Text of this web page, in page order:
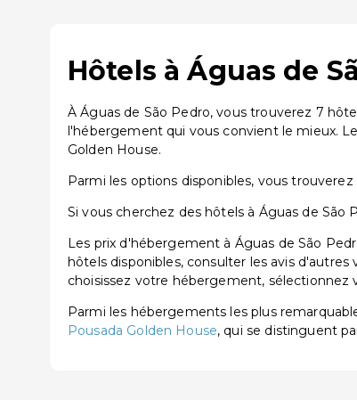
Hôtels à Águas de
À Águas de São Pedro, vous trouverez 7
l'hébergement qui vous convient le mieux.
Golden House.
Parmi les options disponibles, vous
Si vous cherchez des hôtels à Águas de
Les prix d'hébergement à Águas de São
hôtels disponibles, consulter les avis
choisissez votre hébergement, sélectionnez
Parmi les hébergements les plus
Pousada Golden House, qui se distinguent